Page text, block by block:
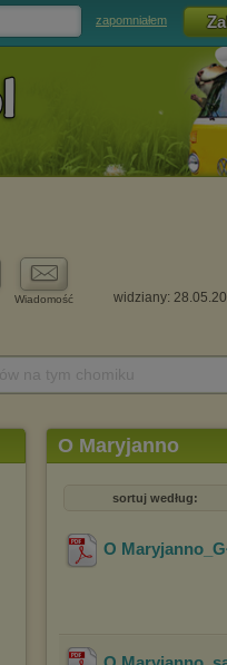
zapomniałem
Wiadomość widziany:
O Maryjanno
sortuj według:
O